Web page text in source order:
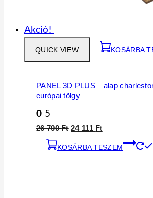
Akció!
QUICK VIEW KOSÁRBA
PANEL 3D PLUS – alap
európai tölgy
0 5
26 790Ft 24 111 Ft
KOSÁRBA TESZEM